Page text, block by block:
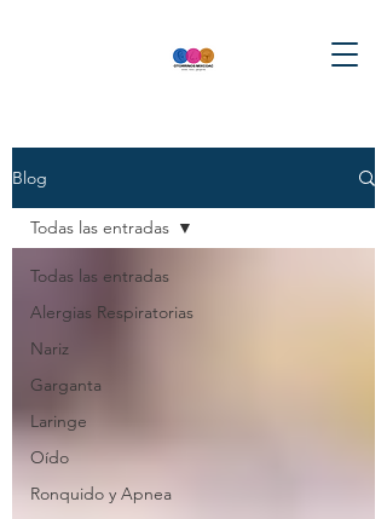
Blog
Todas las entradas
Alergias Respiratorias
Nariz
Garganta
Laringe
Oído
Ronquido y Apnea
Todas las entradas